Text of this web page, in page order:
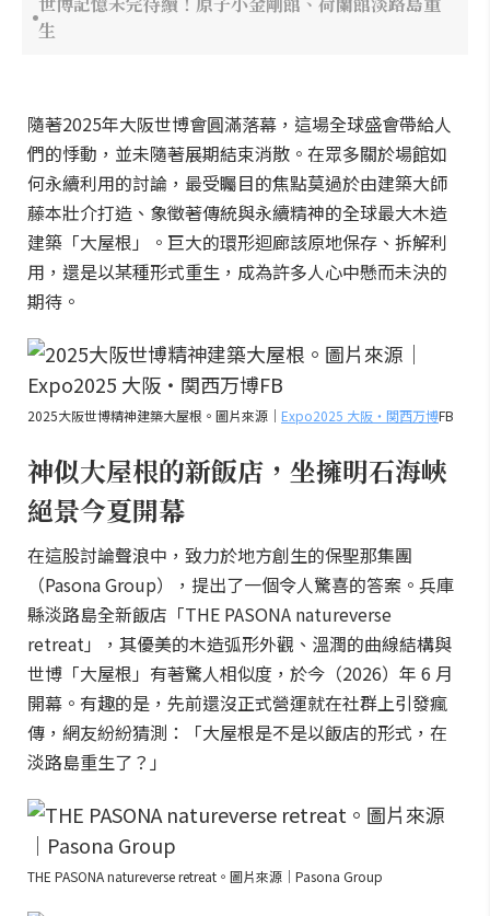
生
隨著2025年大阪世博會圓滿落幕，這場全球盛會帶給人
們的悸動，並未隨著展期結束消散。在眾多關於場館如
何永續利用的討論，最受矚目的焦點莫過於由建築大師
藤本壯介打造、象徵著傳統與永續精神的全球最大木造
建築「大屋根」。巨大的環形迴廊該原地保存、拆解利
用，還是以某種形式重生，成為許多人心中懸而未決的
期待。
2025大阪世博精神建築大屋根。圖片來源｜ Expo2025 大阪・関西万博FB
神似大屋根的新飯店，坐擁明石海峽
絕景今夏開幕
在這股討論聲浪中，致力於地方創生的保聖那集團
（Pasona Group），提出了一個令人驚喜的答案。兵庫
縣淡路島全新飯店「THE PASONA natureverse
retreat」，其優美的木造弧形外觀、溫潤的曲線結構與
世博「大屋根」有著驚人相似度，於今（2026）年 6 月
開幕。有趣的是，先前還沒正式營運就在社群上引發瘋
傳，網友紛紛猜測：「大屋根是不是以飯店的形式，在
淡路島重生了？」
THE PASONA natureverse retreat。圖片來源｜Pasona Group